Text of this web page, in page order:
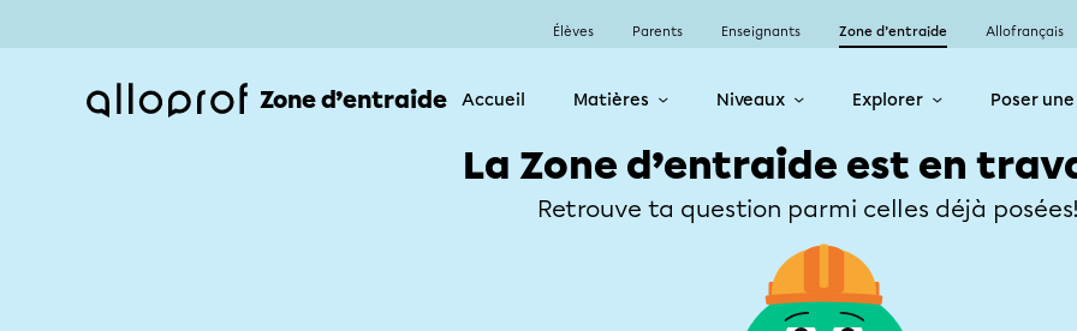
Élèves Parents Enseignants Zone d’entraide Allofrançais
Zone d’entraide Accueil Matières Niveaux Explorer Poser
La Zone d’entraide est en
Retrouve ta question parmi celles déjà posées!